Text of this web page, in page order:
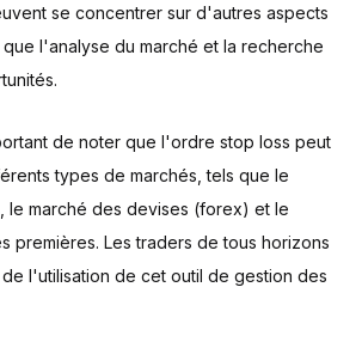
se concentrer sur d'autres aspects
l'analyse du marché et la recherche
de noter que l'ordre stop loss peut
types de marchés, tels que le
le marché des devises (forex) et le
premières. Les traders de tous horizons
l'utilisation de cet outil de gestion des